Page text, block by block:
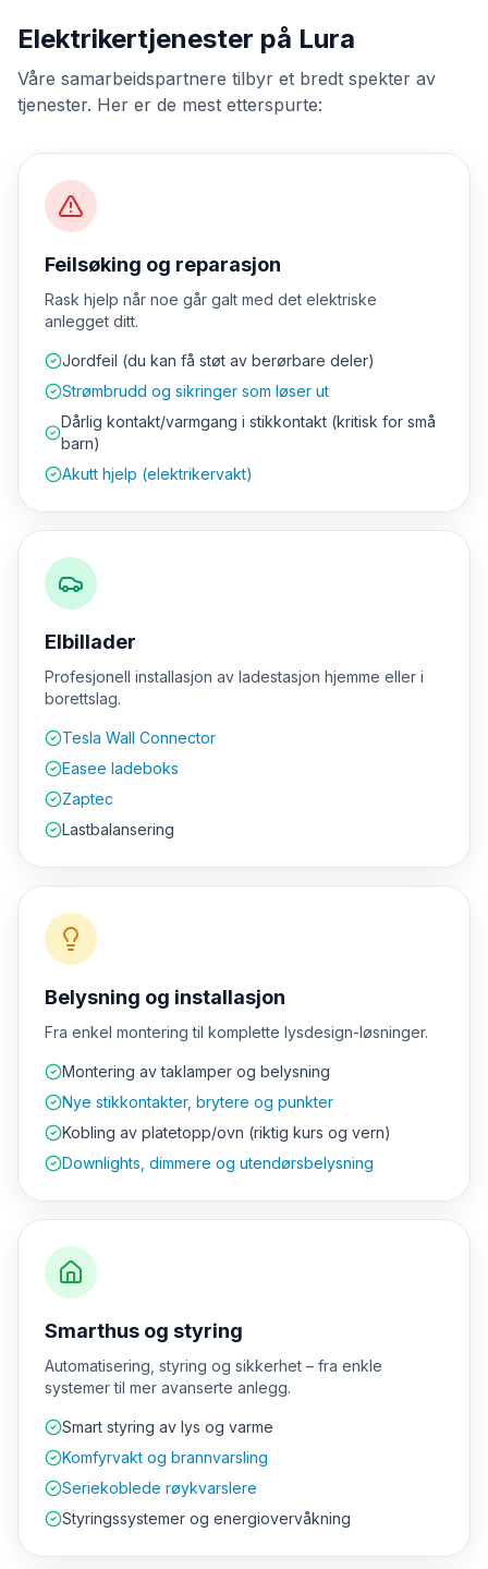
Elektrikertjenester på Lura
Våre samarbeidspartnere tilbyr et bredt spekter av
tjenester. Her er de mest etterspurte:
Feilsøking og reparasjon
Rask hjelp når noe går galt med det elektriske
anlegget ditt.
Jordfeil (du kan få støt av berørbare deler)
Strømbrudd og sikringer som løser ut
Dårlig kontakt/varmgang i stikkontakt (kritisk for små
barn)
Akutt hjelp (elektrikervakt)
Elbillader
Profesjonell installasjon av ladestasjon hjemme eller i
borettslag.
Tesla Wall Connector
Easee ladeboks
Zaptec
Lastbalansering
Belysning og installasjon
Fra enkel montering til komplette lysdesign-løsninger.
Montering av taklamper og belysning
Nye stikkontakter, brytere og punkter
Kobling av platetopp/ovn (riktig kurs og vern)
Downlights, dimmere og utendørsbelysning
Smarthus og styring
Automatisering, styring og sikkerhet – fra enkle
systemer til mer avanserte anlegg.
Smart styring av lys og varme
Komfyrvakt og brannvarsling
Seriekoblede røykvarslere
Styringssystemer og energiovervåkning